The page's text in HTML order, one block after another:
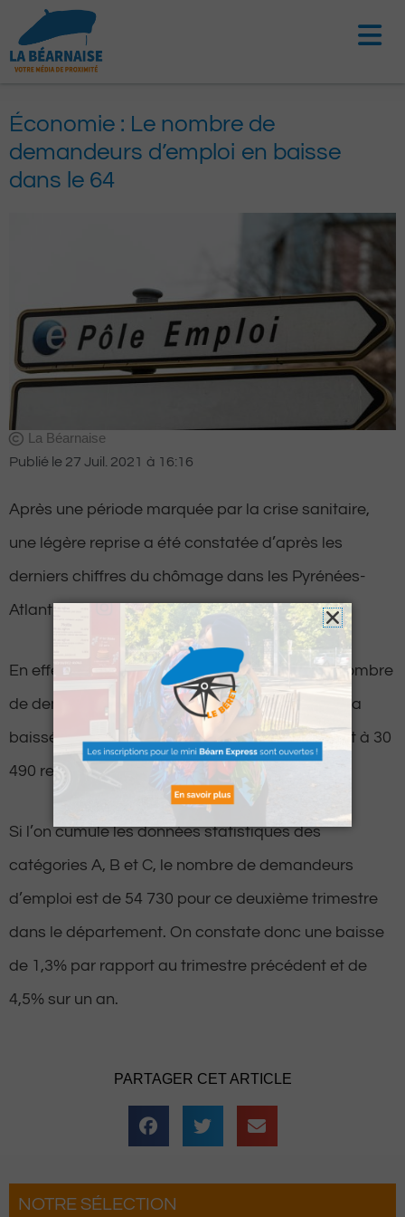
contenu
Économie : Le nombre de
demandeurs d’emploi en baisse
dans le 64
La Béarnaise
Publié le 27 Juil. 2021 à 16:16
Après une période marquée par la crise sanitaire,
une légère reprise a été constatée d’après les
derniers chiffres du chômage dans les Pyrénées-
Atlantiques.
En effet, pour ce deuxième trimestre 2021, le nombre
de demandeurs d’emploi sans aucune activité a
baissé de 2,9% sur un trimestre, ce qui équivaut à 30
490 retours à l’emploi.
Si l’on cumule les données statistiques des
catégories A, B et C, le nombre de demandeurs
d’emploi est de 54 730 pour ce deuxième trimestre
dans le département. On constate donc une baisse
de 1,3% par rapport au trimestre précédent et de
4,5% sur un an.
PARTAGER CET ARTICLE
NOTRE SÉLECTION